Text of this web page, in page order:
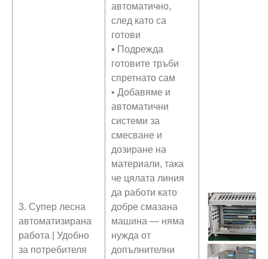
3. Супер лесна
автоматизирана
работа | Удобно
за потребителя
автоматично,
след като са
готови
▪ Подрежда
готовите тръби
спретнато сам
• Добавяме и
автоматични
системи за
смесване и
дозиране на
материали, така
че цялата линия
да работи като
добре смазана
машина — няма
нужда от
допълнителни